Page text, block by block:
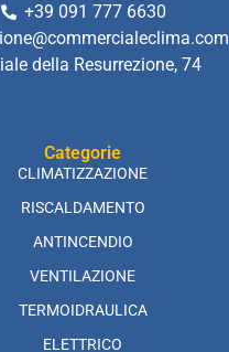
+39 091 777 6630
della Resurrezione, 74
Categorie
CLIMATIZZAZIONE
RISCALDAMENTO
ANTINCENDIO
VENTILAZIONE
TERMOIDRAULICA
ELETTRICO